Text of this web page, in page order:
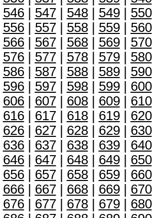
546| 547| 548| 549| 550|
556| 557| 558| 559| 560|
566| 567| 568| 569| 570|
576| 577| 578| 579| 580|
586| 587| 588| 589| 590|
596| 597| 598| 599| 600|
606| 607| 608| 609| 610|
616| 617| 618| 619| 620|
626| 627| 628| 629| 630|
636| 637| 638| 639| 640|
646| 647| 648| 649| 650|
656| 657| 658| 659| 660|
666| 667| 668| 669| 670|
676| 677| 678| 679| 680|